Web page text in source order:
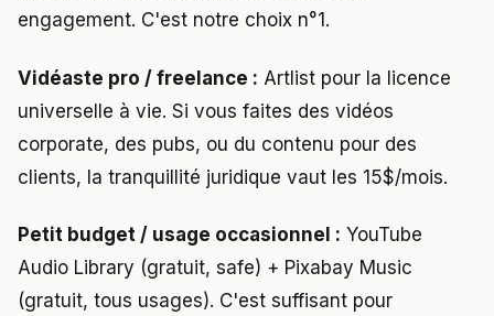
engagement. C'est notre choix n°1.
Vidéaste pro / freelance : Artlist pour la licence
universelle à vie. Si vous faites des vidéos
corporate, des pubs, ou du contenu pour des
clients, la tranquillité juridique vaut les 15$/mois.
Petit budget / usage occasionnel : YouTube
Audio Library (gratuit, safe) + Pixabay Music
(gratuit, tous usages). C'est suffisant pour